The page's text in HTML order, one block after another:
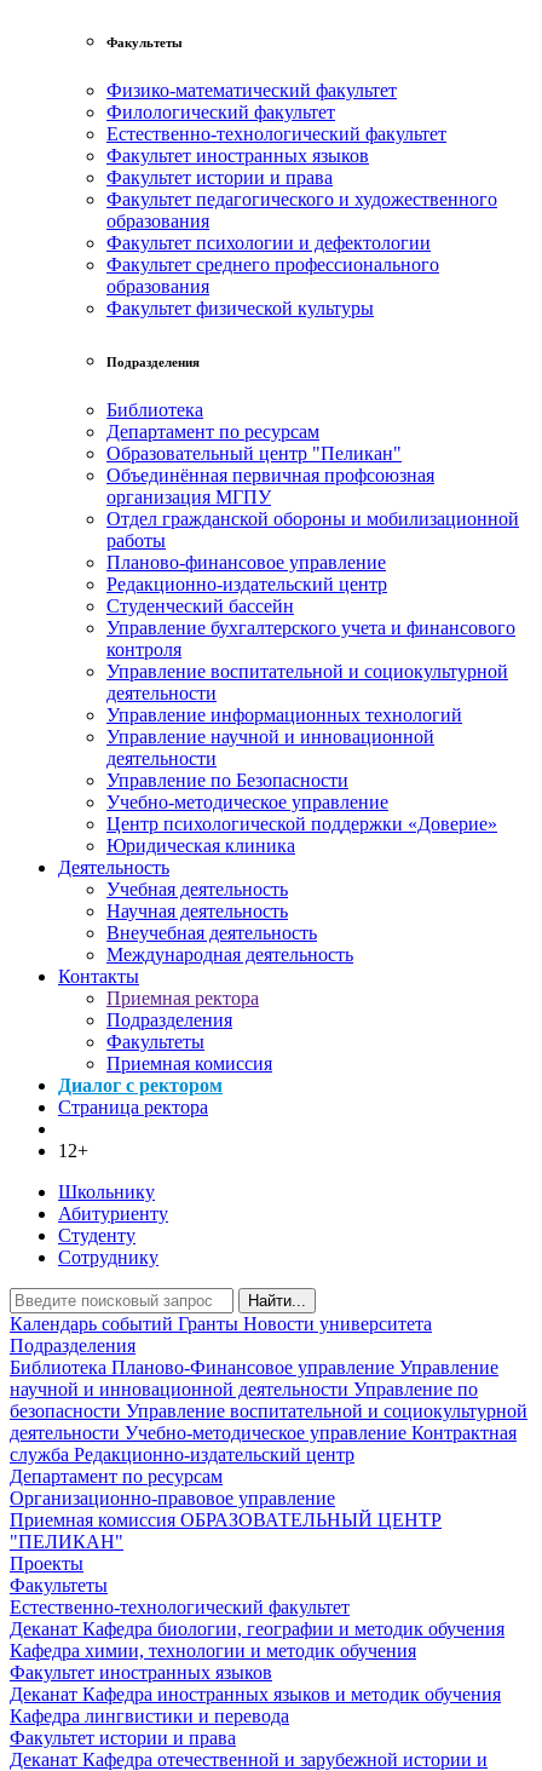
Факультеты
Физико-математический факультет
Филологический факультет
Естественно-технологический факультет
Факультет иностранных языков
Факультет истории и права
Факультет педагогического и художественного
образования
Факультет психологии и дефектологии
Факультет среднего профессионального
образования
Факультет физической культуры
Подразделения
Библиотека
Департамент по ресурсам
Образовательный центр "Пеликан"
Объединённая первичная профсоюзная
организация МГПУ
Отдел гражданской обороны и мобилизационной
работы
Планово-финансовое управление
Редакционно-издательский центр
Студенческий бассейн
Управление бухгалтерского учета и финансового
контроля
Управление воспитательной и социокультурной
деятельности
Управление информационных технологий
Управление научной и инновационной
деятельности
Управление по Безопасности
Учебно-методическое управление
Центр психологической поддержки «Доверие»
Юридическая клиника
Деятельность
Учебная деятельность
Научная деятельность
Внеучебная деятельность
Международная деятельность
Контакты
Приемная ректора
Подразделения
Факультеты
Приемная комиссия
Диалог с ректором
Страница ректора
12+
Школьнику
Абитуриенту
Студенту
Сотруднику
Найти...
Календарь событий Гранты Новости университета
Подразделения
Библиотека Планово-Финансовое управление Управление
научной и инновационной деятельности Управление по
безопасности Управление воспитательной и социокультурной
деятельности Учебно-методическое управление Контрактная
служба Редакционно-издательский центр
Департамент по ресурсам
Организационно-правовое управление
Приемная комиссия ОБРАЗОВАТЕЛЬНЫЙ ЦЕНТР
"ПЕЛИКАН"
Проекты
Факультеты
Естественно-технологический факультет
Деканат Кафедра биологии, географии и методик обучения
Кафедра химии, технологии и методик обучения
Факультет иностранных языков
Деканат Кафедра иностранных языков и методик обучения
Кафедра лингвистики и перевода
Факультет истории и права
Деканат Кафедра отечественной и зарубежной истории и